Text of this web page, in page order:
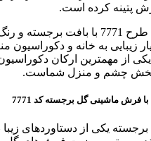
پتینه کرده است.
فرش ماشینی طرح 7771 با بافت
زیبایی به خانه و
یکی از مهمترین ارکان
چشم و منزل شماست.
با فرش ماشینی گل برجسته کد 7771
یکی از دستاوردهای